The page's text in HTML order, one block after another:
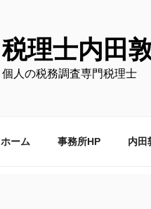
税理士内田
個人の税務調査専門税理士
ホーム 事務所HP 内田